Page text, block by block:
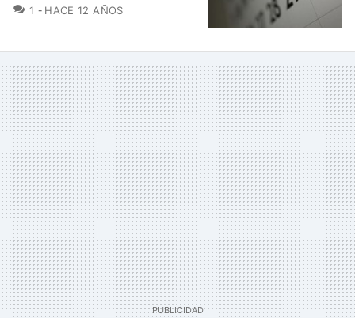
1 COMENTARIOS
HACE 12 AÑOS